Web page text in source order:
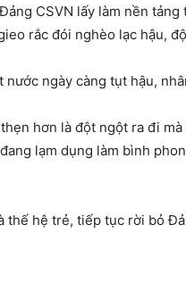
CSVN lấy làm nền
rắc đói nghèo lạc hậu,
ngày càng tụt hậu,
hơn là đột ngột ra đi mà
lạm dụng làm bình
thế hệ trẻ, tiếp tục rời bỏ